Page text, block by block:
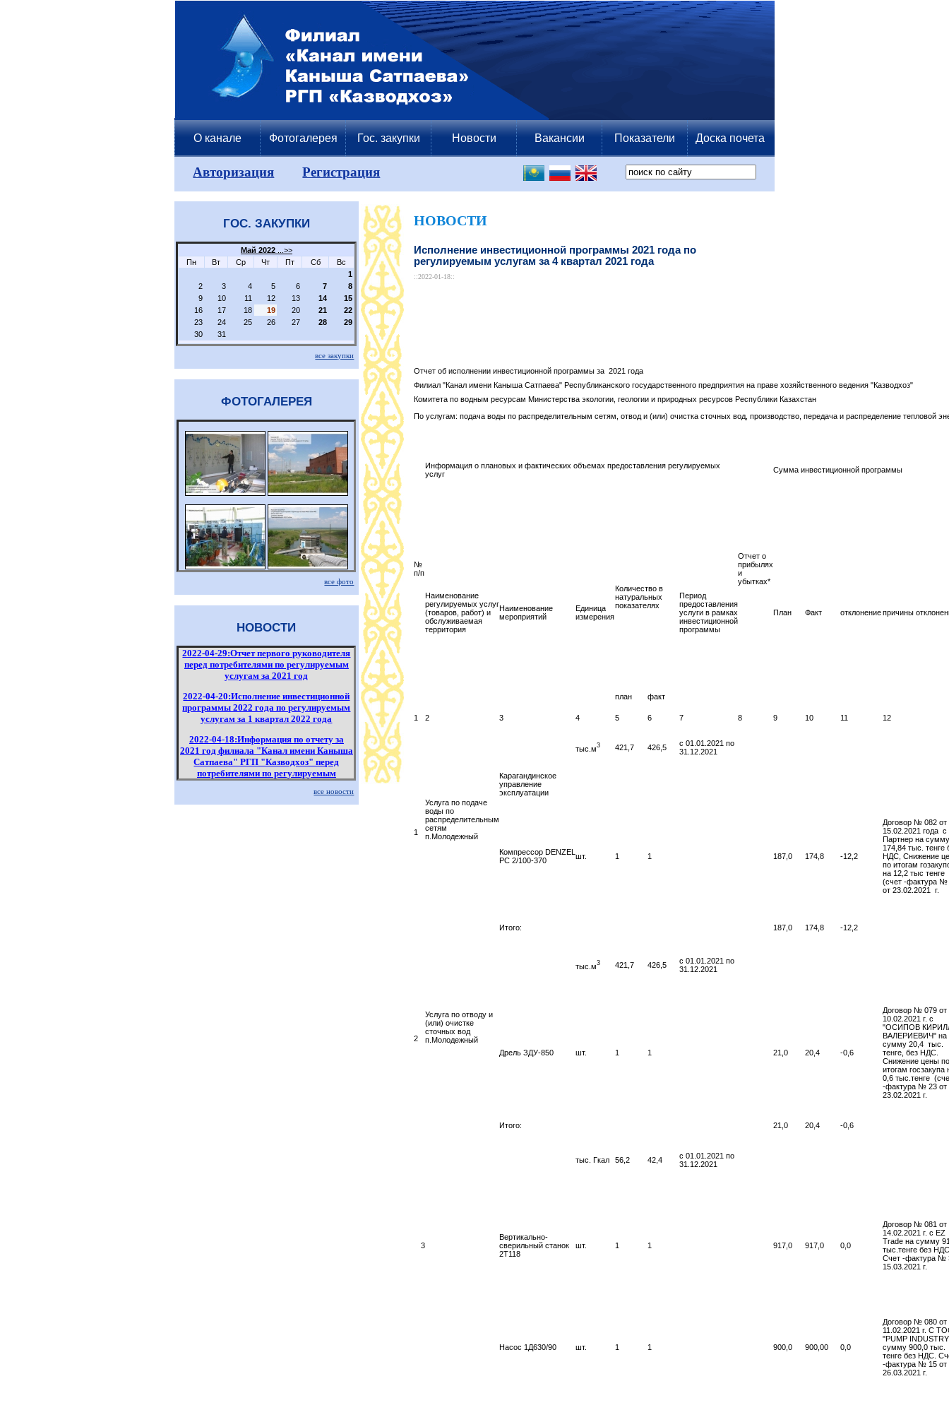
О канале Фотогалерея Гос. закупки Новости Вакансии Показатели Доска почета
Авторизация Регистрация
ГОС. ЗАКУПКИ
Май 2022
...>>
Пн
Вт Ср Чт Пт Сб
Вс
1
2
3 4 5 6 7
8
9
10 11 12 13 14
15
16
17 18 19 20 21
22
23
24 25 26 27 28
29
30
31
все закупки
ФОТОГАЛЕРЕЯ
все фото
НОВОСТИ
2022-04-29:Отчет первого руководителя
перед потребителями по регулируемым
услугам за 2021 год
2022-04-20:Исполнение инвестиционной
программы 2022 года по регулируемым
услугам за 1 квартал 2022 года
2022-04-18:Информация по отчету за
2021 год филиала "Канал имени Каныша
Сатпаева" РГП "Казводхоз" перед
потребителями по регулируемым
услугам
2022-04-18:Отчет об исполнении
все новости
НОВОСТИ
Исполнение инвестиционной программы 2021 года по
регулируемым услугам за 4 квартал 2021 года
::2022-01-18::
Отчет об исполнении инвестиционной программы за 2021 года
Филиал "Канал имени Каныша Сатпаева" Республиканского государственного предприятия на праве хозяйственного
Комитета по водным ресурсам Министерства экологии, геологии и природных ресурсов Республики Казахстан
По услугам: подача воды по распределительным сетям, отвод и (или) очистка сточных вод, производство, передача и распределение тепловой
№
п/п
Информация о плановых и фактических объемах предоставления регулируемых
услуг
Отчет о
прибылях
и
убытках*
Сумма инвестиционной программы
Наименование
регулируемых услуг
(товаров, работ) и
обслуживаемая
территория
Наименование
мероприятий
Единица
измерения
Количество в
натуральных
показателях
Период
предоставления
услуги в рамках
инвестиционной
программы
План Факт отклонение причины
план факт
1 2 3 4 5 6 7 8 9 10 11 12
1
Услуга по подаче
воды по
распределительным
сетям
п.Молодежный
тыс.м3 421,7 426,5
с 01.01.2021 по
31.12.2021
Карагандинское
управление
эксплуатации
Компрессор DENZEL
PC 2/100-370
шт. 1 1 187,0 174,8 -12,2
Договор № 082 от
15.02.2021 года
Партнер на сумму
174,84 тыс. тенге
НДС, Снижение
по итогам
на 12,2 тыс тенге
(счет -фактура №
от 23.02.2021 г.
Итого: 187,0 174,8 -12,2
2
Услуга по отводу и
(или) очистке
сточных вод
п.Молодежный
тыс.м3 421,7 426,5
с 01.01.2021 по
31.12.2021
Дрель ЗДУ-850 шт. 1 1 21,0 20,4 -0,6
Договор № 079 от
10.02.2021 г. с
"ОСИПОВ
ВАЛЕРИЕВИЧ" на
сумму 20,4 тыс.
тенге, без НДС.
Снижение цены по
итогам госзакупа
0,6 тыс.тенге
-фактура № 23 от
23.02.2021 г.
Итого: 21,0 20,4 -0,6
тыс. Гкал 56,2 42,4
с 01.01.2021 по
31.12.2021
3
Вертикально-
сверильный станок
2Т118
шт. 1 1 917,0 917,0 0,0
Договор № 081 от
14.02.2021 г. с EZ
Trade на сумму
тыс.тенге без
Счет -фактура №
15.03.2021 г.
Насос 1Д630/90 шт. 1 1 900,0 900,00 0,0
Договор № 080 от
11.02.2021 г. С
"PUMP
сумму 900,0 тыс.
тенге без НДС.
-фактура № 15 от
26.03.2021 г.